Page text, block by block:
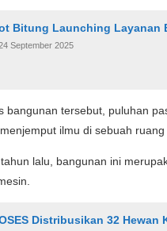
Bitung Launching Layanan
September 2025
bangunan tersebut, puluhan
ilmu di sebuah
lalu, bangunan ini
Distribusikan 32 Hewan